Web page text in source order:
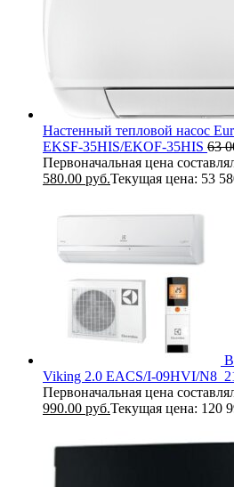
Настенный тепловой насос
EKSF-35HIS/EKOF-35HIS 63
Первоначальная цена
580.00 руб.Текущая цена: 53
Viking 2.0 EACS/I-09HVI/
Первоначальная цена
990.00 руб.Текущая цена: 120